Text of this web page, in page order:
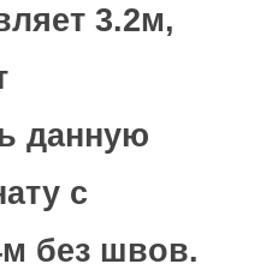
3.2м,
данную
с
без швов.